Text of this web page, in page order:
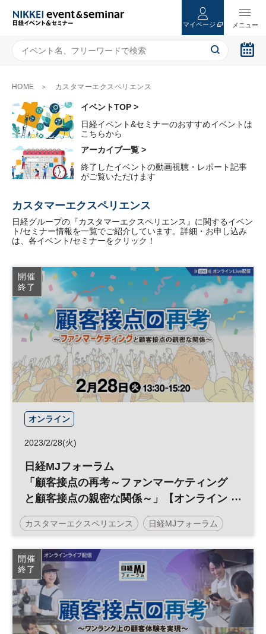
マイページ
HOME カスタマーエクスペリエンス
イベントTOP >
日経イベント&セミナーのおすすめイベントは
こちらから
アーカイブ一覧 >
終了したイベントの動画視聴・レポート記事
がご覧いただけます
カスタマーエクスペリエンス
日経グループの『カスタマーエクスペリエンス』に関するイベン
ト/セミナー情報を一覧でご紹介しています。詳細・お申し込み
は、各イベント/セミナーをクリック！
開催
終了
オンライン
2023/2/28(火)
日経MJフォーラム
「顧客接点の再考～ファンマーケティング
と顧客接点の親密な関係～」【オンライン
開催】
カスタマーエクスペリエンス 日経MJフォーラム
顧客接点 デジタルトランスフォーメーション
マーケティング 参加無料
開催
終了